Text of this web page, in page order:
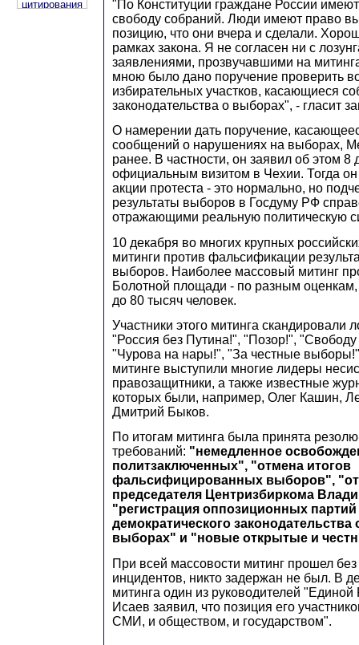
"По Конституции граждане России
свободу собраний. Люди имеют право
позицию, что они вчера и сделали.
рамках закона. Я не согласен ни с
заявлениями, прозвучавшими на
мною было дано поручение проверить
избирательных участков, касающиеся
законодательства о выборах", - гласит
О намерении дать поручение,
сообщений о нарушениях на выборах,
ранее. В частности, он заявил об этом 8
официальным визитом в Чехии. Тогда он
акции протеста - это нормально, но
результаты выборов в Госдуму РФ
отражающими реальную политическую
10 декабря во многих крупных
митинги против фальсификации
выборов. Наиболее массовый митинг
Болотной площади - по разным оценкам,
до 80 тысяч человек.
Участники этого митинга скандировали
"Россия без Путина!", "Позор!",
"Чурова на нары!", "За честные
митинге выступили многие лидеры
правозащитники, а также известные
которых были, например, Олег Кашин,
Дмитрий Быков.
По итогам митинга была принята
требований: "немедленное
политзаключенных", "отмена итогов
фальсифицированных выборов",
председателя Центризбиркома
"регистрация оппозиционных
демократического законодательства
выборах" и "новые открытые и
При всей массовости митинг прошел
инцидентов, никто задержан не был. В
митинга один из руководителей
Исаев заявил, что позиция его
СМИ, и обществом, и государством".